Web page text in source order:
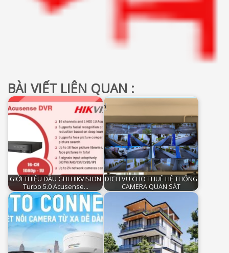
BÀI VIẾT LIÊN QUAN :
GIỚI THIỆU ĐẦU GHI HIKVISION
Turbo 5.0 Acusense…
DỊCH VỤ CHO THUÊ HỆ THỐNG
CAMERA QUAN SÁT